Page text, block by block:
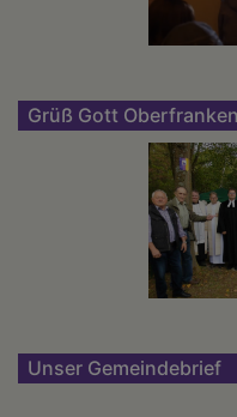
Grüß Gott
Unser Gemeindebrief